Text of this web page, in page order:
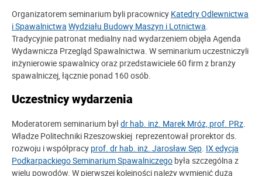
Organizatorem seminarium byli pracownicy Katedry Odlewnictwa
i Spawalnictwa Wydziału Budowy Maszyn i Lotnictwa.
Tradycyjnie patronat medialny nad wydarzeniem objęła Agenda
Wydawnicza Przegląd Spawalnictwa. W seminarium uczestniczyli
inżynierowie spawalnicy oraz przedstawiciele 60 firm z branży
spawalniczej, łącznie ponad 160 osób.
Uczestnicy wydarzenia
Moderatorem seminarium byłdr hab. inż. Marek Mróz, prof. PRz
Władze Politechniki Rzeszowskiej reprezentował prorektor ds.
rozwoju i współpracy prof. dr hab. inż. Jarosław Sęp IX edycja
Podkarpackiego Seminarium Spawalniczego była szczególna z
wielu powodów. W pierwszej kolejności należy wymienić dużą